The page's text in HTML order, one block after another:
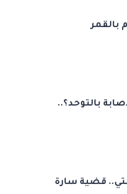
بالتوحد؟..
قضية سارة